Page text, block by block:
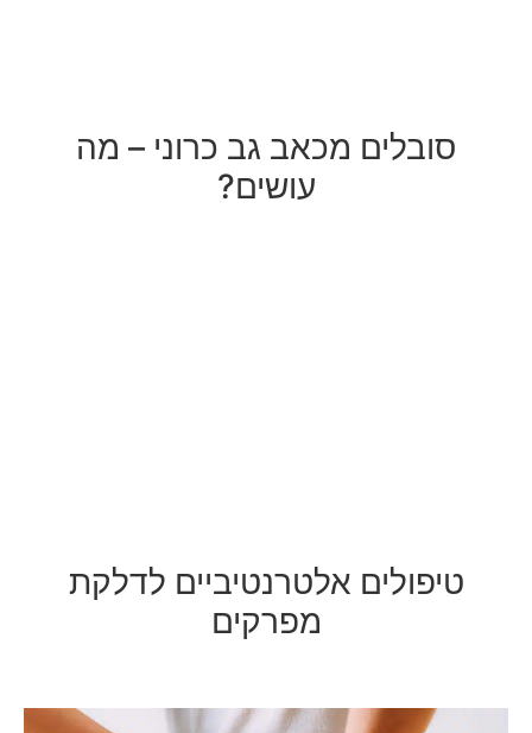
סובלים מכאב גב כרוני – מה
עושים?
טיפולים אלטרנטיביים לדלקת
מפרקים